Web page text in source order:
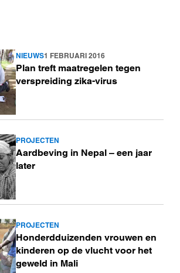
NIEUWS1 FEBRUARI 2016
Plan treft maatregelen tegen
verspreiding zika-virus
PROJECTEN
Aardbeving in Nepal – een jaar
later
PROJECTEN
Honderdduizenden vrouwen en
kinderen op de vlucht voor het
geweld in Mali